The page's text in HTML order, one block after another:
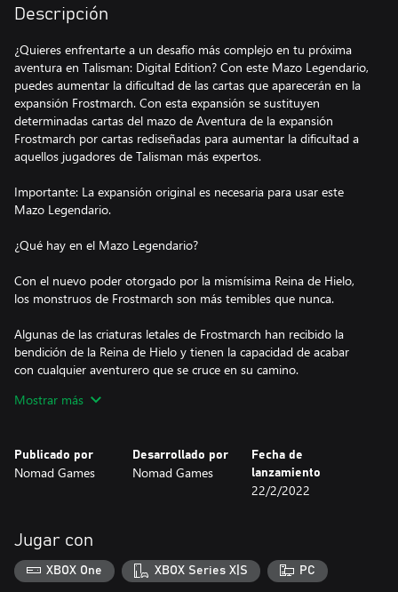
Descripción
¿Quieres enfrentarte a un desafío más complejo en tu próxima
aventura en Talisman: Digital Edition? Con este Mazo Legendario,
puedes aumentar la dificultad de las cartas que aparecerán en la
expansión Frostmarch. Con esta expansión se sustituyen
determinadas cartas del mazo de Aventura de la expansión
Frostmarch por cartas rediseñadas para aumentar la dificultad a
aquellos jugadores de Talisman más expertos.
Importante: La expansión original es necesaria para usar este
Mazo Legendario.
¿Qué hay en el Mazo Legendario?
Con el nuevo poder otorgado por la mismísima Reina de Hielo,
los monstruos de Frostmarch son más temibles que nunca.
Algunas de las criaturas letales de Frostmarch han recibido la
bendición de la Reina de Hielo y tienen la capacidad de acabar
con cualquier aventurero que se cruce en su camino.
Si juegas con el Mazo Legendario activado, se sustituirán tus
la Mazmorra será aún más peligroso.
Todas las cartas del Mazo Legendario tienen un nuevo acabado
Si compras el Mazo Legendario lo añadirás a tu colección de
Talisman: Digital Edition. Después podrás elegir si quieres
activarlo en cualquiera de los modos de juego.
Mostrar más
Publicado por
Nomad Games
Desarrollado por
Nomad Games
Fecha de
lanzamiento
22/2/2022
Jugar con
XBOX One XBOX Series X|S PC